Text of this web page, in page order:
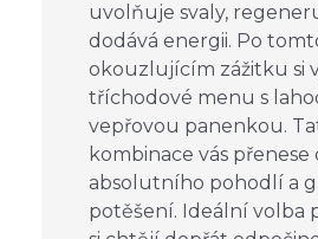
uvolňuje svaly,
dodává energii. Po
okouzlujícím zážitku si
tříchodové menu s
vepřovou panenkou.
kombinace vás přenese
absolutního pohodlí a
potěšení. Ideální volba